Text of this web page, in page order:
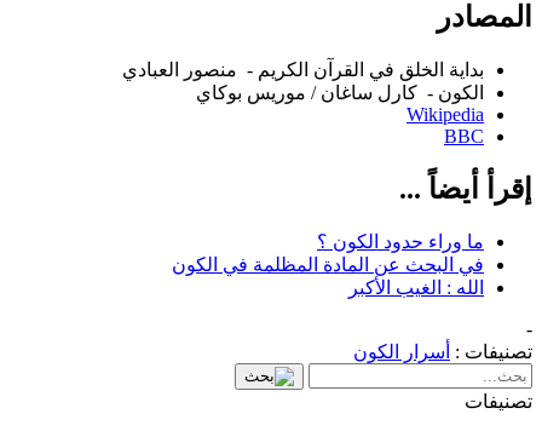
المصادر
بداية الخلق في القرآن الكريم - منصور العبادي
الكون - كارل ساغان / موريس بوكاي
Wikipedia
BBC
إقرأ أيضاً ...
ما وراء حدود الكون ؟
في البحث عن المادة المظلمة في الكون
الله : الغيب الأكبر
-
تصنيفات : أسرار الكون
تصنيفات